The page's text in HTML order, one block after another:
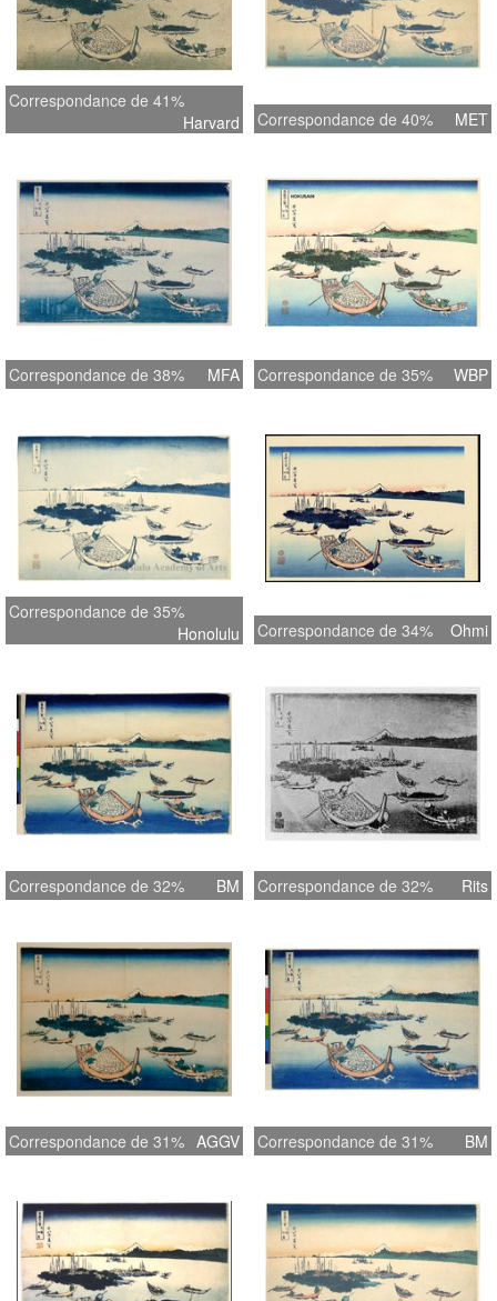
Correspondance de 41%
Harvard
Correspondance de 40% MET
Correspondance de 38% MFA Correspondance de 35% WBP
Correspondance de 35%
Honolulu
Correspondance de 34% Ohmi
Correspondance de 32% BM Correspondance de 32% Rits
Correspondance de 31% AGGV Correspondance de 31% BM